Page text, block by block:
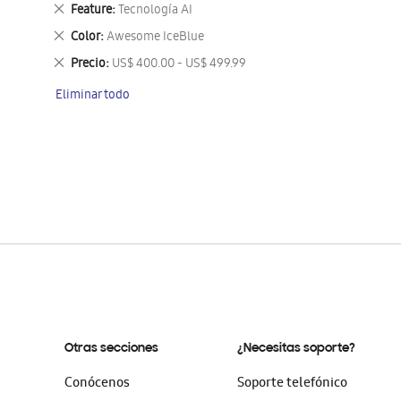
artículo
Feature Tecnología AI
Eliminar
este
artículo
Color Awesome IceBlue
Eliminar
este
artículo
Precio US$ 400.00 - US$ 499.99
Eliminar
artículo
Eliminar todo
Otras secciones
Conócenos
¿Necesitas soporte?
Soporte telefónico